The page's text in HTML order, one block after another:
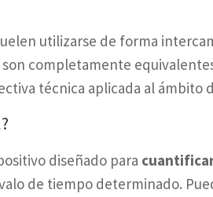
utilizarse de forma
completamente
técnica aplicada al ámbito
?
diseñado para
de tiempo determinado.